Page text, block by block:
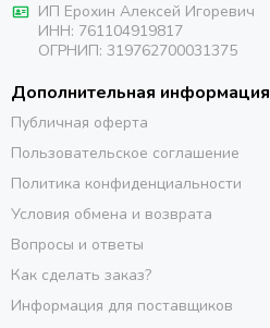
ИП Ерохин Алексей Игоревич
ИНН: 761104919817
ОГРНИП: 319762700031375
Дополнительная информация
Публичная оферта
Пользовательское соглашение
Политика конфиденциальности
Условия обмена и возврата
Вопросы и ответы
Как сделать заказ?
Информация для поставщиков